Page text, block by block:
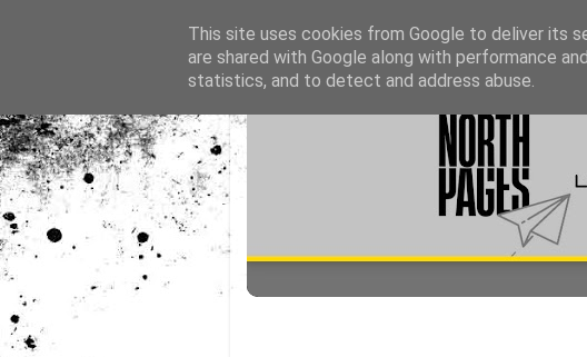
This site uses cookies from Google to deliver its
are shared with Google along with performance
statistics, and to detect and address abuse.